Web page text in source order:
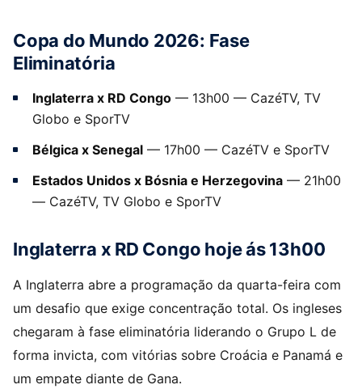
Copa do Mundo 2026: Fase
Eliminatória
Inglaterra x RD Congo — 13h00 — CazéTV, TV
Globo e SporTV
Bélgica x Senegal — 17h00 — CazéTV e SporTV
Estados Unidos x Bósnia e Herzegovina — 21h00
— CazéTV, TV Globo e SporTV
Inglaterra x RD Congo hoje ás 13h00
A Inglaterra abre a programação da quarta-feira com
um desafio que exige concentração total. Os ingleses
chegaram à fase eliminatória liderando o Grupo L de
forma invicta, com vitórias sobre Croácia e Panamá e
um empate diante de Gana.